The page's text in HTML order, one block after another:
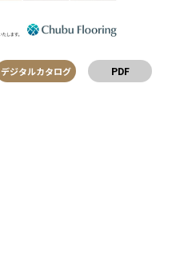
デジタルカタログ PDF